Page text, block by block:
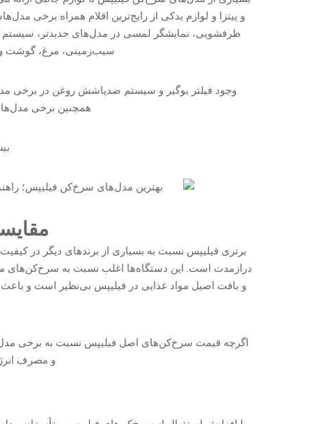
و پیتزا و لوازم یدکی از رایج‌ترین اقلام همراه
ظرفشویی، نمایشگر لمسی در مدل‌های جدیدتر، سیستم
سیب‌زمینی، مرغ، گوشت و
وجود فیلتر بوگیر و سیستم ضدپاشش روغن در برخی
همچنین برخی مدل‌ها
برتری فیلیپس نسبت به بسیاری از برندهای دیگر در
درازمدت است. این دستگاه‌ها اغلب نسبت به سرخ‌کن‌های
و بافت اصیل مواد غذایی در فیلیپس بی‌نظیر است و
اگرچه قیمت سرخ‌کن‌های اصل فیلیپس نسبت به برخی
و مصرف